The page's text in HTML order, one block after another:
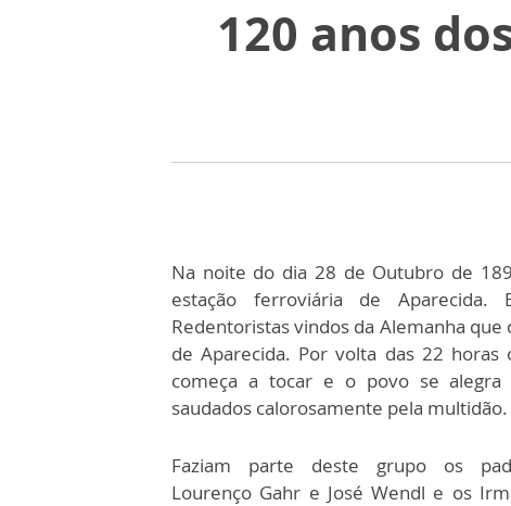
120 anos
Na noite do dia 28 de Outubro de
estação ferroviária de Aparecida.
Redentoristas vindos da Alemanha
de Aparecida. Por volta das 22
começa a tocar e o povo se alegra
saudados calorosamente pela multidão.
Faziam parte deste grupo os
Lourenço Gahr e José Wendl e os